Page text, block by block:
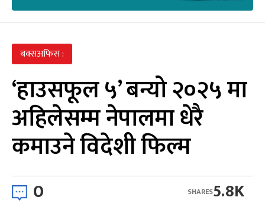
बक्सअफिस :
‘हाउसफूल ५’ बन्यो २०२५ मा
अहिलेसम्म नेपालमा धेरै
कमाउने विदेशी फिल्म
0 5.8K
SHARES